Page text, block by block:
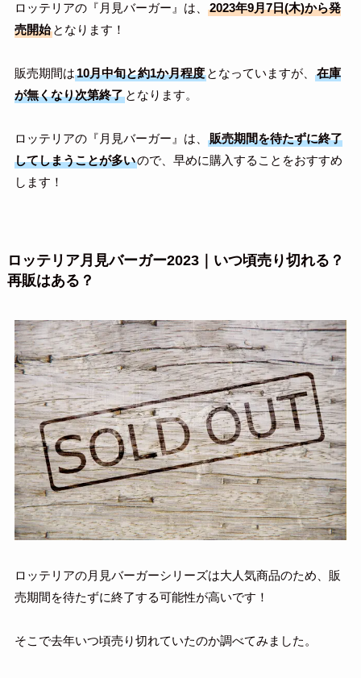
ロッテリアの『月見バーガー』は、
2023年9月7日(木)から発
売開始となります！
販売期間は10月中旬と約1か月程度となっていますが、
在庫
が無くなり次第終了となります。
ロッテリアの『月見バーガー』は、
販売期間を待たずに終了
してしまうことが多いので、早めに購入することをおすすめ
します！
ロッテリア月見バーガー2023｜いつ頃売り切れる？
再販はある？
ロッテリアの月見バーガーシリーズは大人気商品のため、販
売期間を待たずに終了する可能性が高いです！
そこで去年いつ頃売り切れていたのか調べてみました。